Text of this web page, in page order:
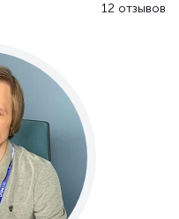
12 отзывов